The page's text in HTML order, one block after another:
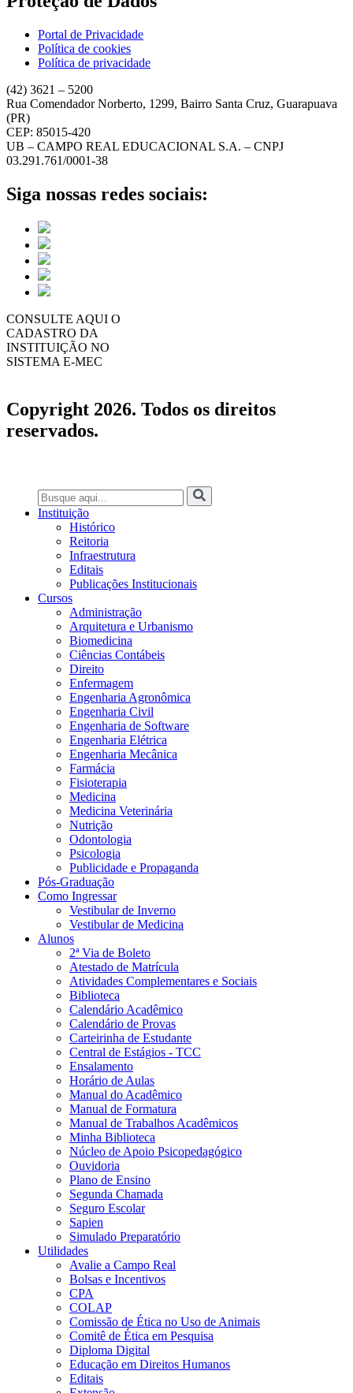
Portal de Privacidade
Política de cookies
Política de privacidade
(42) 3621 – 5200
Rua Comendador Norberto, 1299, Bairro Santa Cruz, Guarapuava
(PR)
CEP: 85015-420
UB – CAMPO REAL EDUCACIONAL S.A. – CNPJ
03.291.761/0001-38
Siga nossas redes sociais:
CONSULTE AQUI O
CADASTRO DA
INSTITUIÇÃO NO
SISTEMA E-MEC
Copyright 2026. Todos os direitos
reservados.
Instituição
Histórico
Reitoria
Infraestrutura
Editais
Publicações Institucionais
Cursos
Administração
Arquitetura e Urbanismo
Biomedicina
Ciências Contábeis
Direito
Enfermagem
Engenharia Agronômica
Engenharia Civil
Engenharia de Software
Engenharia Elétrica
Engenharia Mecânica
Farmácia
Fisioterapia
Medicina
Medicina Veterinária
Nutrição
Odontologia
Psicologia
Publicidade e Propaganda
Pós-Graduação
Como Ingressar
Vestibular de Inverno
Vestibular de Medicina
Alunos
2ª Via de Boleto
Atestado de Matrícula
Atividades Complementares e Sociais
Biblioteca
Calendário Acadêmico
Calendário de Provas
Carteirinha de Estudante
Central de Estágios - TCC
Ensalamento
Horário de Aulas
Manual do Acadêmico
Manual de Formatura
Manual de Trabalhos Acadêmicos
Minha Biblioteca
Núcleo de Apoio Psicopedagógico
Ouvidoria
Plano de Ensino
Segunda Chamada
Seguro Escolar
Sapien
Simulado Preparatório
Utilidades
Avalie a Campo Real
Bolsas e Incentivos
CPA
COLAP
Comissão de Ética no Uso de Animais
Comitê de Ética em Pesquisa
Diploma Digital
Educação em Direitos Humanos
Editais